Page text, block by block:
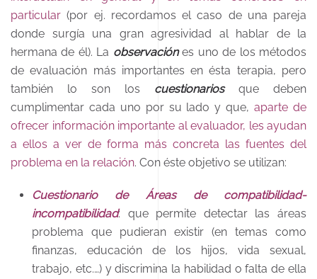
particular (por ej. recordamos el caso de una pareja
donde surgía una gran agresividad al hablar de la
hermana de él). La observaciónes uno de los métodos
de evaluación más importantes en ésta terapia, pero
también lo son los cuestionariosque deben
cumplimentar cada uno por su lado y que,aparte de
ofrecer información importante al evaluador, les ayudan
a ellos a ver de forma más concreta las fuentes del
problema en la relación. Con éste objetivo se utilizan:
Cuestionario de Áreas de compatibilidad-
incompatibilidad: que permite detectar las áreas
problema que pudieran existir (en temas como
finanzas, educación de los hijos, vida sexual,
trabajo, etc.…) y discrimina la habilidad o falta de ella